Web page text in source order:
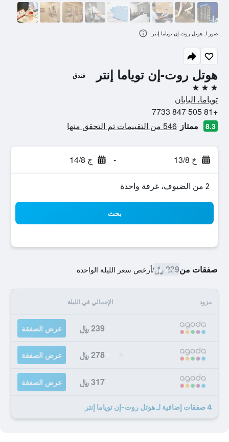
هوتل روت-إن توياما إنتر فندق
3 نجوم
توياما، اليابان
+81 505 847 7733
8.3 ممتاز 546 من التقييمات تم التحقق منها
خ 13/8 - ج 14/8
2 من الضيوف، غرفة واحدة
بحث
صفقات من239 ﷼ /أرخص سعر الليلة الواحدة
مزود الإجمالي في الليلة
239 ﷼ عرض الصفقة
278 ﷼ عرض الصفقة
317 ﷼ عرض الصفقة
4 صفقات إضافية لـ هوتل روت-إن توياما إنتر
صور لـ هوتل روت-إن توياما إنتر